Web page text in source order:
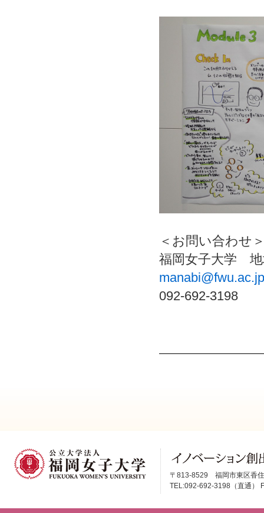
＜お問い合わせ
福岡女子大学
manabi@fwu.ac.jp
092-692-3198
〒813-8529 福岡市東区香
TEL:092-692-3198（直通）